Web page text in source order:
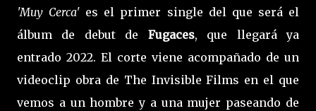
'Muy Cerca' es el primer single del que será el
álbum de debut de Fugaces, que llegará ya
entrado 2022. El corte viene acompañado de un
videoclip obra de The Invisible Films en el que
vemos a un hombre y a una mujer paseando de